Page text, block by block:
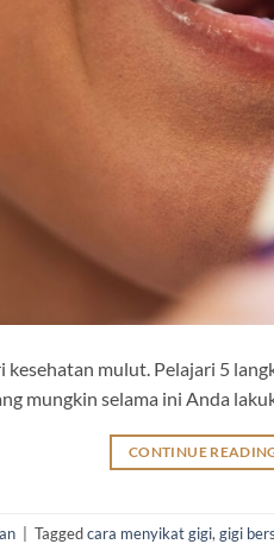
mulut. Pelajari 5
mungkin selama ini Anda
CONTINUE
Taggedcara menyikat gigi, gigi